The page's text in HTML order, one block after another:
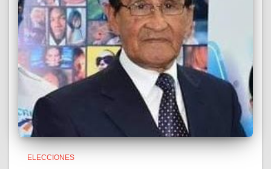
ELECCIONES